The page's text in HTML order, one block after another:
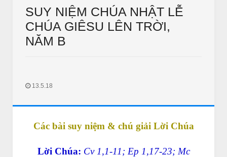
Jan 11 2018 Unknown Jan 11 2018 IN LONG AN
Tuần 22 Thường Niên năm B Audio Suy Niệm Mỗi
SUY NIỆM CHÚA NHẬT LỄ
CHÚA GIÊSU LÊN TRỜI,
NĂM B
13.5.18
Các bài suy niệm & chú giải Lời Chúa
Lời Chúa: Cv 1,1-11; Ep 1,17-23; Mc